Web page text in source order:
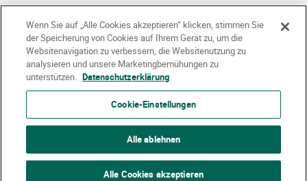
Wenn Sie auf „Alle Cookies akzeptieren“ klicken, stimmen Sie
der Speicherung von Cookies auf Ihrem Gerät zu, um die
Websitenavigation zu verbessern, die Websitenutzung zu
analysieren und unsere Marketingbemühungen zu
unterstützen. Datenschutzerklärung
Cookie-Einstellungen
Alle ablehnen
Alle Cookies akzeptieren